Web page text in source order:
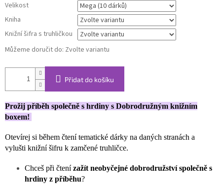
Velikost
Kniha
Knižní šifra s truhličkou
Můžeme doručit do: Zvolte variantu
Přidat do košíku
Prožij příběh společně s hrdiny s Dobrodružným knižním
boxem!
Otevírej si během čtení tematické dárky na daných stranách a
vylušti knižní šifru k zamčené truhličce.
Chceš při čtenízažít neobyčejné dobrodružství společně s
hrdiny z příběhu?